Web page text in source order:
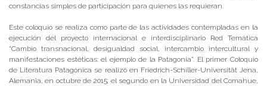
constancias simples de participación para quienes las requieran.
Este coloquio se realiza como parte de las actividades contempladas en la
ejecución del proyecto internacional e interdisciplinario Red Temática
“Cambio transnacional, desigualdad social, intercambio intercultural y
manifestaciones estéticas: el ejemplo de la Patagonia”. El primer Coloquio
de Literatura Patagónica se realizó en Friedrich-Schiller-Universität Jena,
Alemania, en octubre de 2015; el segundo en la Universidad del Comahue,